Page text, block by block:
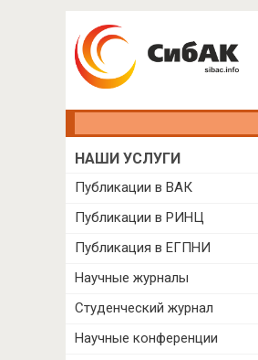
НАШИ УСЛУГИ
Публикации в ВАК
Публикации в РИНЦ
Публикация в ЕГПНИ
Научные журналы
Студенческий журнал
Научные конференции